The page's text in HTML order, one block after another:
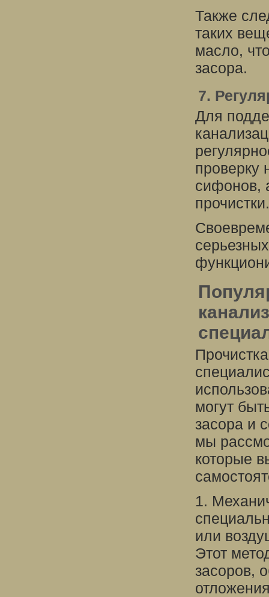
Также
таких
масло,
засора.
7.
Для
проверку
сифонов,
прочистки.
могут
засора и
мы
которые
1.
или
Этот
засоров,